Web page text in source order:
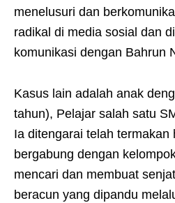
menelusuri dan
radikal di media sosial dan
komunikasi dengan Bahrun
Kasus lain adalah anak
tahun), Pelajar salah satu
Ia ditengarai telah termakan
bergabung dengan
mencari dan membuat
beracun yang dipandu